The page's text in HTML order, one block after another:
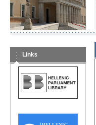
Links